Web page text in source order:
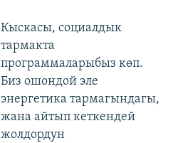
Кыскасы, социалдык
тармакта
программаларыбыз көп.
Биз ошондой эле
энергетика тармагындагы,
жана айтып кеткендей
жолдордун